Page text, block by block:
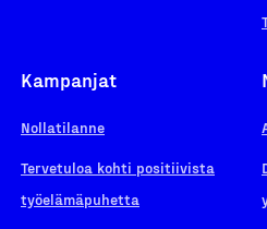
Kampanjat
Nollatilanne
Tervetuloa kohti positiivista
työelämäpuhetta